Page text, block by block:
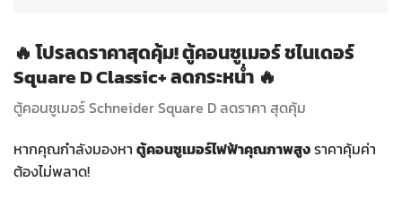
🔥โปรลดราคาสุดคุ้ม! ตู้คอนซูเมอร์ ชไนเดอร์
Square D Classic+ ลดกระหน่ำ 🔥
ตู้คอนซูเมอร์ Schneider Square D ลดราคา สุดคุ้ม
หากคุณกำลังมองหา ตู้คอนซูเมอร์ไฟฟ้าคุณภาพสูงราคาคุ้มค่า
ต้องไม่พลาด!